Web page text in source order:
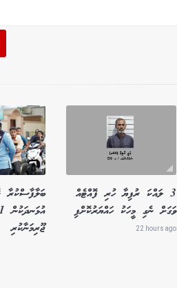
3 ލައްކަ ރުފިޔާ ހުރި ފޮއްޓެއް
ވަގަށް ނެގި މީހަކު ހައްޔަރުކޮށްފި
22 hours ago
ޖޫރިމަނާކުރި